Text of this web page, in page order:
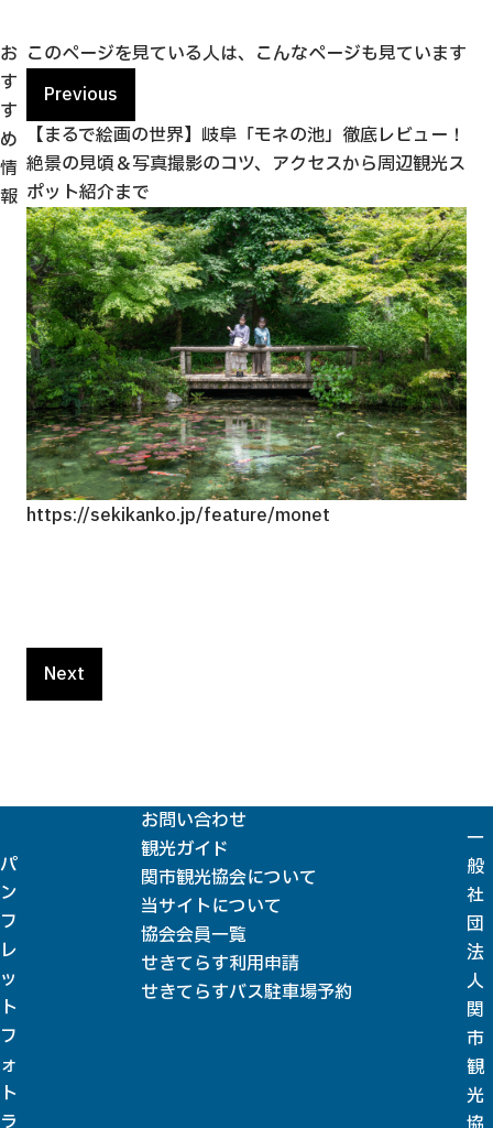
お
す
す
め
情
報
このページを見ている人は、こんなページも見ています
Previous
【まるで絵画の世界】岐阜「モネの池」徹底レビュー！
絶景の見頃＆写真撮影のコツ、アクセスから周辺観光ス
ポット紹介まで
https://sekikanko.jp/feature/monet
Next
パ
ン
フ
レ
ッ
ト
フ
ォ
ト
お問い合わせ
観光ガイド
関市観光協会について
当サイトについて
協会会員一覧
せきてらす利用申請
せきてらすバス駐車場予約
一
般
社
団
法
人
関
市
観
光